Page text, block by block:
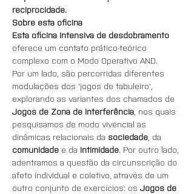
reciprocidade.
Sobre esta oficina
Esta oficina intensiva de desdobramento
oferece um contato prático-teórico
complexo com o Modo Operativo AND.
Por um lado, são percorridas diferentes
modulações dos 'jogos de tabuleiro',
explorando as variantes dos chamados de
Jogos de Zona de Interferência , nos quais
pesquisamos de modo vivencial as
dinâmicas relacionais da sociedade , da
comunidade e da intimidade. Por outro lado,
adentramos a questão da circunscrição do
afeto individual e coletivo, através de um
outro conjunto de exercícios: os Jogos de